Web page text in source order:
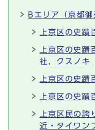
Bエリア（京都御
上京区の史蹟
上京区の史蹟
社，クスノキ
上京区の史蹟
上京区の史蹟
上京区民の誇
近・タイワン